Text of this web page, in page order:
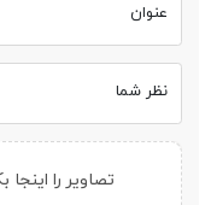
عنوان
نظر شما
تصاویر را اینجا